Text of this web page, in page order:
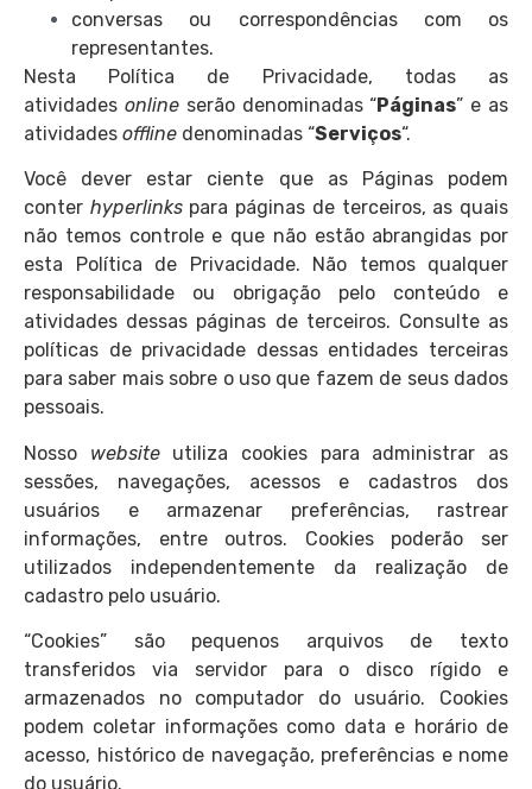
conversas ou correspondências com os
representantes.
Nesta Política de Privacidade, todas as
atividades onlineserão denominadas “Páginas” e as
atividades offline denominadas “Serviços“.
Você dever estar ciente que as Páginas podem
conter hyperlinkspara páginas de terceiros, as quais
não temos controle e que não estão abrangidas por
esta Política de Privacidade. Não temos qualquer
responsabilidade ou obrigação pelo conteúdo e
atividades dessas páginas de terceiros. Consulte as
políticas de privacidade dessas entidades terceiras
para saber mais sobre o uso que fazem de seus dados
pessoais.
Nosso websiteutiliza cookies para administrar as
sessões, navegações, acessos e cadastros dos
usuários e armazenar preferências, rastrear
informações, entre outros. Cookies poderão ser
utilizados independentemente da realização de
cadastro pelo usuário.
“Cookies” são pequenos arquivos de texto
transferidos via servidor para o disco rígido e
armazenados no computador do usuário. Cookies
podem coletar informações como data e horário de
acesso, histórico de navegação, preferências e nome
do usuário.